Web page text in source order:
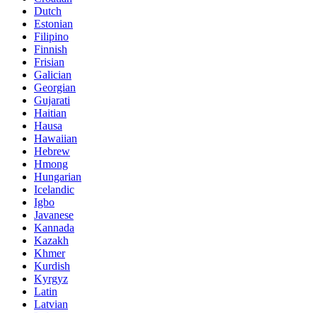
Dutch
Estonian
Filipino
Finnish
Frisian
Galician
Georgian
Gujarati
Haitian
Hausa
Hawaiian
Hebrew
Hmong
Hungarian
Icelandic
Igbo
Javanese
Kannada
Kazakh
Khmer
Kurdish
Kyrgyz
Latin
Latvian